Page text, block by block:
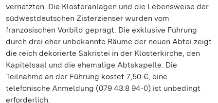
vernetzten. Die Klosteranlagen und die Lebensweise der
südwestdeutschen Zisterzienser wurden vom
französischen Vorbild geprägt. Die exklusive Führung
durch drei eher unbekannte Räume der neuen Abtei zeigt
die reich dekorierte Sakristei in der Klosterkirche, den
Kapitelsaal und die ehemalige Abtskapelle. Die
Teilnahme an der Führung kostet 7,50 €, eine
telefonische Anmeldung (079 43.8 94-0) ist unbedingt
erforderlich.